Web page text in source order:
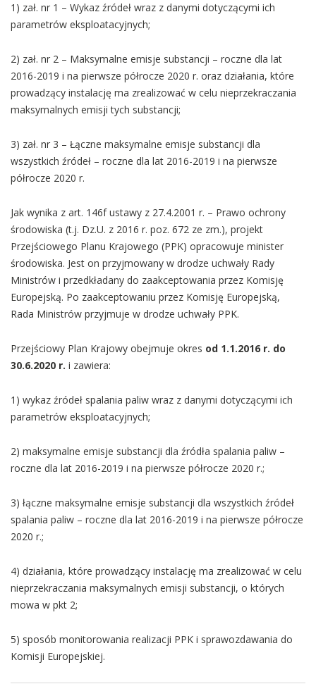
1) zał. nr 1 – Wykaz źródeł wraz z danymi dotyczącymi ich
parametrów eksploatacyjnych;
2) zał. nr 2 – Maksymalne emisje substancji – roczne dla lat
2016-2019 i na pierwsze półrocze 2020 r. oraz działania, które
prowadzący instalację ma zrealizować w celu nieprzekraczania
maksymalnych emisji tych substancji;
3) zał. nr 3 – Łączne maksymalne emisje substancji dla
wszystkich źródeł – roczne dla lat 2016-2019 i na pierwsze
półrocze 2020 r.
Jak wynika z art. 146f ustawy z 27.4.2001 r. – Prawo ochrony
środowiska (t.j. Dz.U. z 2016 r. poz. 672 ze zm.), projekt
Przejściowego Planu Krajowego (PPK) opracowuje minister
środowiska. Jest on przyjmowany w drodze uchwały Rady
Ministrów i przedkładany do zaakceptowania przez Komisję
Europejską. Po zaakceptowaniu przez Komisję Europejską,
Rada Ministrów przyjmuje w drodze uchwały PPK.
Przejściowy Plan Krajowy obejmuje okres od 1.1.2016 r. do
30.6.2020 r. i zawiera:
1) wykaz źródeł spalania paliw wraz z danymi dotyczącymi ich
parametrów eksploatacyjnych;
2) maksymalne emisje substancji dla źródła spalania paliw –
roczne dla lat 2016-2019 i na pierwsze półrocze 2020 r.;
3) łączne maksymalne emisje substancji dla wszystkich źródeł
spalania paliw – roczne dla lat 2016-2019 i na pierwsze półrocze
2020 r.;
4) działania, które prowadzący instalację ma zrealizować w celu
nieprzekraczania maksymalnych emisji substancji, o których
mowa w pkt 2;
5) sposób monitorowania realizacji PPK i sprawozdawania do
Komisji Europejskiej.